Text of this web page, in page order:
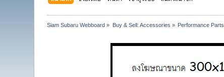
Siam Subaru Webboard » Buy & Sell: Accessories » Performance Parts